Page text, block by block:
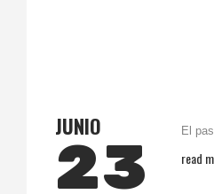
JUNIO
23
El
read